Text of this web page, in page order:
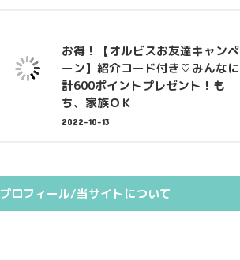
お得！【オルビスお友達キャンペ
ーン】紹介コード付き♡みんなに
計600ポイントプレゼント！も
ち、家族ＯＫ
2022-10-13
プロフィール/当サイトについて